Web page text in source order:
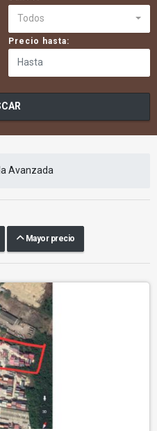
Todos
Precio hasta:
Avanzada
Mayor precio